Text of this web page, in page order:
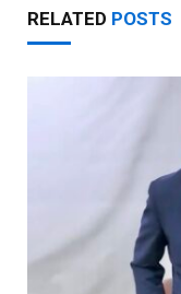
RELATED POSTS